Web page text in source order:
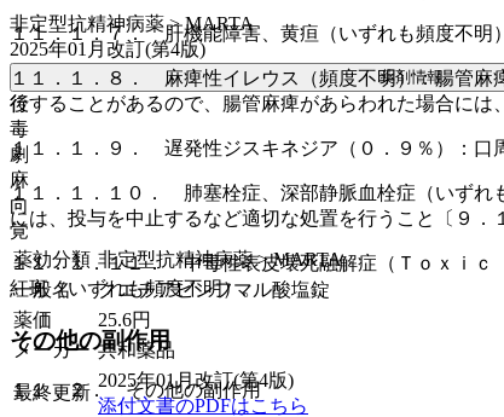
１１．１．７． 肝機能障害、黄疸（いずれも頻度不明
１１．１．８． 麻痺性イレウス（頻度不明）：腸管麻
行することがあるので、腸管麻痺があらわれた場合には
１１．１．９． 遅発性ジスキネジア（０．９％）：口
１１．１．１０． 肺塞栓症、深部静脈血栓症（いずれ
には、投与を中止するなど適切な処置を行うこと〔９．
１１．１．１１． 中毒性表皮壊死融解症（Ｔｏｘｉ
紅斑（いずれも頻度不明）。
その他の副作用
１１．２． その他の副作用
非定型抗精神病薬 > MARTA
2025年01月改訂(第4版)
薬剤情報
後
毒
劇
麻
向
覚
薬効分類 非定型抗精神病薬 > MARTA
一般名
クエチアピンフマル酸塩錠
薬価
25.6円
メーカー 共和薬品
最終更新
2025年01月改訂(第4版)
添付文書のPDFはこちら